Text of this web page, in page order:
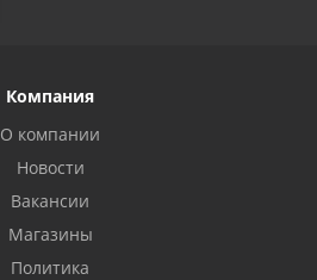
Компания
О компании
Новости
Вакансии
Магазины
Политика